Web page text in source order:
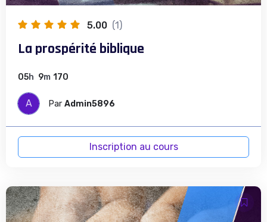
5.00 (1)
La prospérité biblique
05h 9m 170
A Par Admin5896
Inscription au cours